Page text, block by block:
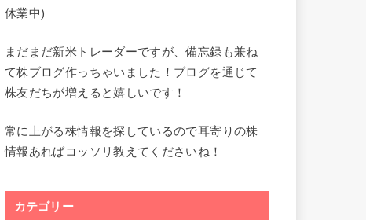
休業中)
まだまだ新米トレーダーですが、備忘録も兼ね
て株ブログ作っちゃいました！ブログを通じて
株友だちが増えると嬉しいです！
常に上がる株情報を探しているので耳寄りの株
情報あればコッソリ教えてくださいね！
カテゴリー